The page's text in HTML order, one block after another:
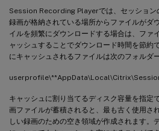
Session Recording Playerでは、セッション
録画が格納されている場所からファイルがダ
イルを頻繁にダウンロードする場合は、ファ
ャッシュすることでダウンロード時間を節約
にキャッシュされるファイルは次のフォルダ
キャッシュに割り当てるディスク容量を指定
画ファイルが蓄積されると、最も古く使用さ
しい録画のための空き領域が作成されます。